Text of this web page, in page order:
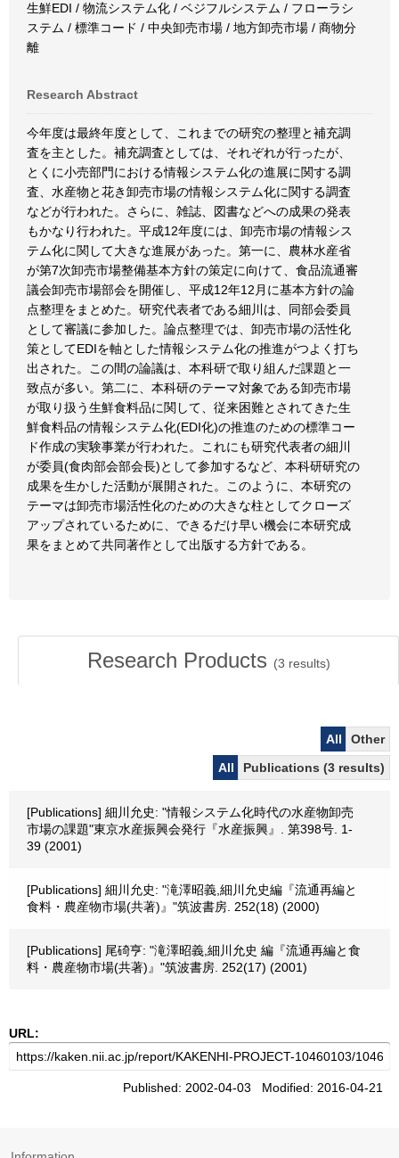
生鮮EDI / 物流システム化 / ベジフルシステム / フローラシ
ステム / 標準コード / 中央卸売市場 / 地方卸売市場 / 商物分
離
Research Abstract
今年度は最終年度として、これまでの研究の整理と補充調
査を主とした。補充調査としては、それぞれが行ったが、
とくに小売部門における情報システム化の進展に関する調
査、水産物と花き卸売市場の情報システム化に関する調査
などが行われた。さらに、雑誌、図書などへの成果の発表
もかなり行われた。平成12年度には、卸売市場の情報シス
テム化に関して大きな進展があった。第一に、農林水産省
が第7次卸売市場整備基本方針の策定に向けて、食品流通審
議会卸売市場部会を開催し、平成12年12月に基本方針の論
点整理をまとめた。研究代表者である細川は、同部会委員
として審議に参加した。論点整理では、卸売市場の活性化
策としてEDIを軸とした情報システム化の推進がつよく打ち
出された。この間の論議は、本科研で取り組んだ課題と一
致点が多い。第二に、本科研のテーマ対象である卸売市場
が取り扱う生鮮食料品に関して、従来困難とされてきた生
鮮食料品の情報システム化(EDI化)の推進のための標準コー
ド作成の実験事業が行われた。これにも研究代表者の細川
が委員(食肉部会部会長)として参加するなど、本科研研究の
成果を生かした活動が展開された。このように、本研究の
テーマは卸売市場活性化のための大きな柱としてクローズ
アップされているために、できるだけ早い機会に本研究成
果をまとめて共同著作として出版する方針である。
Research Products (3 results)
All
Other
All
Publications (3 results)
[Publications] 細川允史: "情報システム化時代の水産物卸売
市場の課題"東京水産振興会発行『水産振興』. 第398号. 1-
39 (2001)
[Publications] 細川允史: "滝澤昭義,細川允史編『流通再編と
食料・農産物市場(共著)』"筑波書房. 252(18) (2000)
[Publications] 尾碕亨: "滝澤昭義,細川允史 編『流通再編と食
料・農産物市場(共著)』"筑波書房. 252(17) (2001)
URL:
Published: 2002-04-03 Modified: 2016-04-21